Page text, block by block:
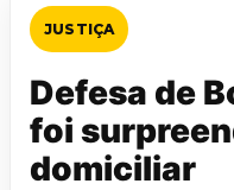
JUSTIÇA
Defesa de
foi
domiciliar